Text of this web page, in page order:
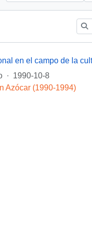
· 1990-10-8
Azócar (1990-1994)